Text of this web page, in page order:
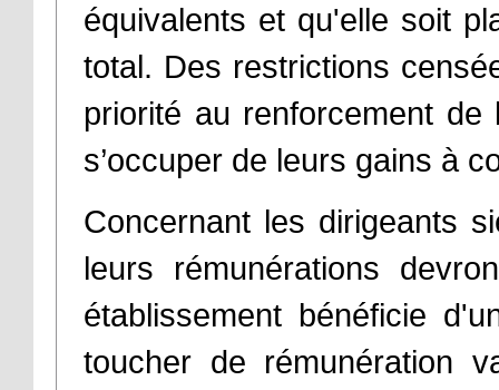
équivalents et qu'elle soit
total. Des restrictions
priorité au renforcement
s’occuper de leurs gains à
Concernant les dirigeants
leurs rémunérations
établissement bénéficie
toucher de rémunération